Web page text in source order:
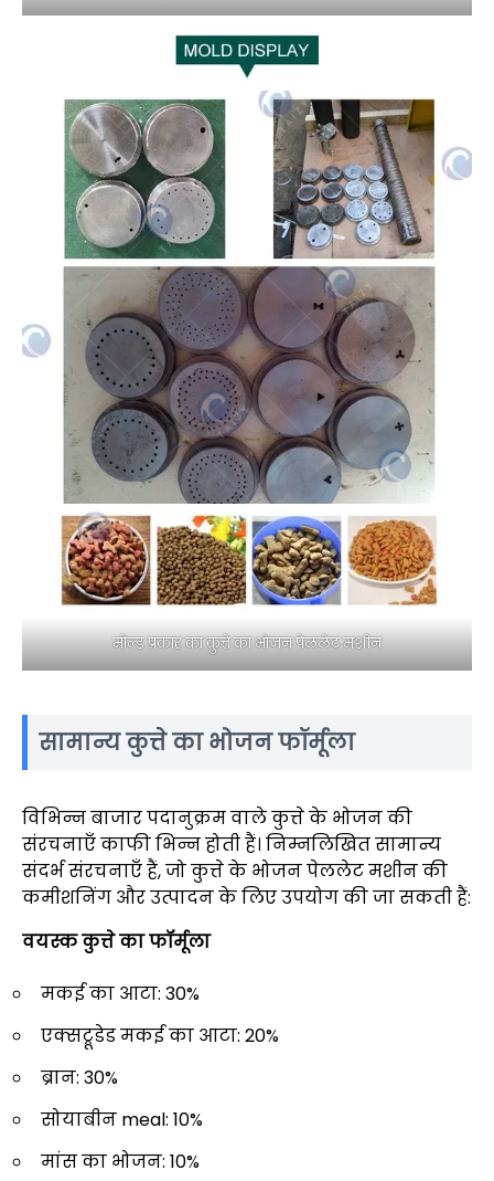
मोल्ड प्रकार का कुत्ते का भोजन पेललेट मशीन
सामान्य कुत्ते का भोजन फॉर्मूला
विभिन्न बाजार पदानुक्रम वाले कुत्ते के भोजन की
संरचनाएँ काफी भिन्न होती हैं। निम्नलिखित सामान्य
संदर्भ संरचनाएँ हैं, जो कुत्ते के भोजन पेललेट मशीन की
कमीशनिंग और उत्पादन के लिए उपयोग की जा सकती हैं:
वयस्क कुत्ते का फॉर्मूला
मकई का आटा: 30%
एक्सट्रूडेड मकई का आटा: 20%
ब्रान: 30%
सोयाबीन meal: 10%
मांस का भोजन: 10%